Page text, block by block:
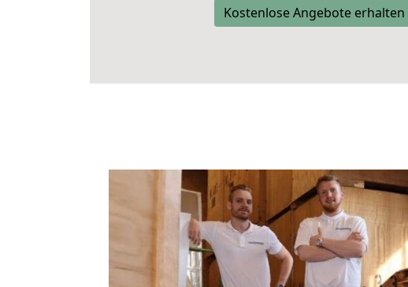
Kostenlose Angebote erhalten